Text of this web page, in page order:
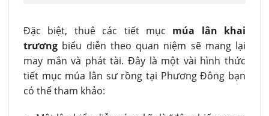
Đặc biệt, thuê các tiết mục múa lân khai
trương biểu diễn theo quan niệm sẽ mang lại
may mắn và phát tài. Đây là một vài hình thức
tiết mục múa lân sư rồng tại Phương Đông bạn
có thể tham khảo: